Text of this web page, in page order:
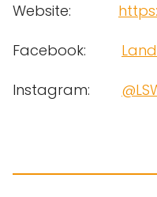
Website:
Facebook:
Instagram: